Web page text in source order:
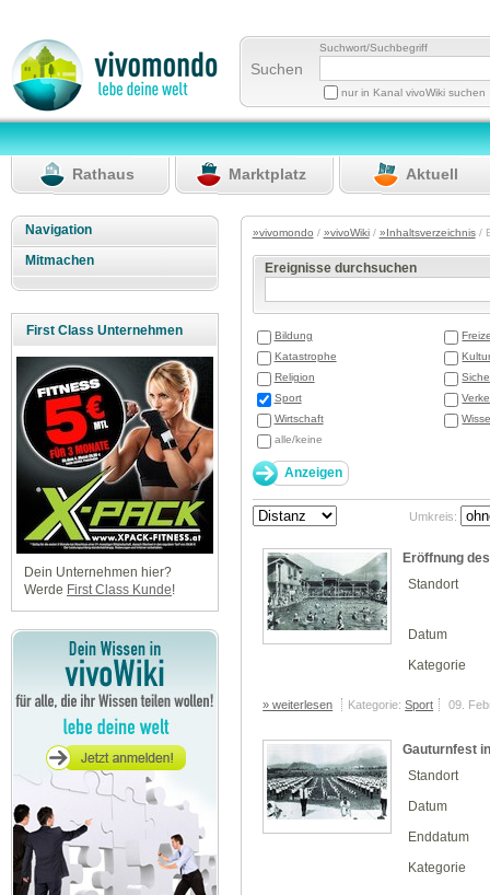
Suchen
Suchwort/Suchbegriff
nur in Kanal vivoWiki suchen
Rathaus Marktplatz Aktuell
Navigation
Mitmachen
First Class Unternehmen
Dein Unternehmen hier?
Werde First Class Kunde!
»vivomondo / »vivoWiki/ »Inhaltsverzeichnis/
Ereignisse durchsuchen
Bildung
Katastrophe
Religion
Sport
Wirtschaft
alle/keine
Umkreis:
Eröffnung
Standort
Datum
Kategorie
» weiterlesen Kategorie:Sport 09.
Gauturnfest
Standort
Datum
Enddatum
Kategorie